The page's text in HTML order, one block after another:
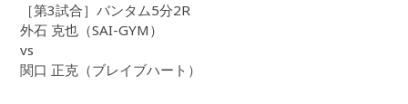
［第3試合］バンタム5分2R
外石 克也（SAI-GYM）
vs
関口 正克（ブレイブハート）